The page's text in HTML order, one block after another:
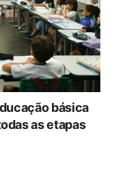
básica
as etapas